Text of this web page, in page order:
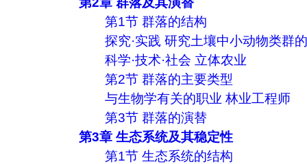
第1节 群落的结构
探究·实践 研究土壤中小动物类群
科学·技术·社会 立体农业
第2节 群落的主要类型
与生物学有关的职业 林业工程师
第3节 群落的演替
第3章 生态系统及其稳定性
第1节 生态系统的结构